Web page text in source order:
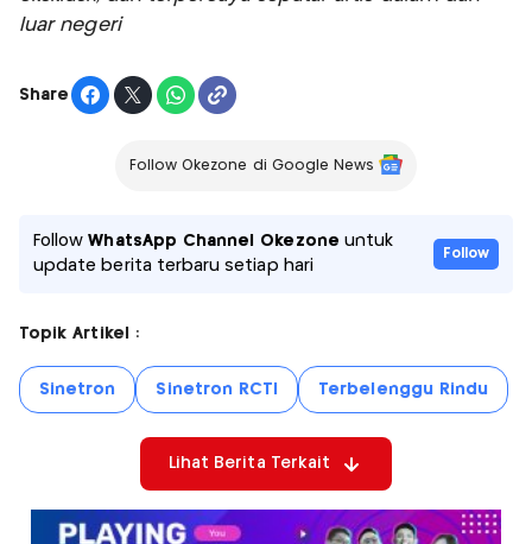
luar negeri
Share
Follow Okezone di Google News
FollowWhatsApp Channel Okezone untuk
update berita terbaru setiap hari
Follow
Topik Artikel :
Sinetron Sinetron RCTI Terbelenggu Rindu
Lihat Berita Terkait